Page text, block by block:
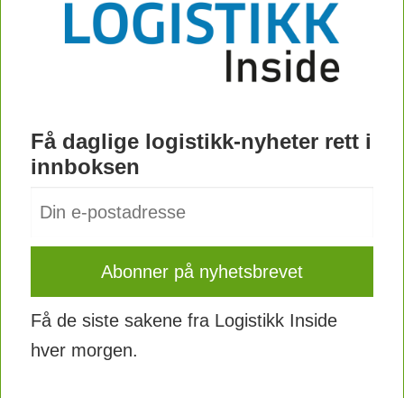
Logistikk Inside presenterer tallene for
Europa, da det er det som er mest
relevant for norske lesere.
Prisene inkluderer sjøtransport fra
havnene i Shanghai-området i Kina,
(eks. avgifter for høysesong, Suez-
kanal, "venteavgift" for skip som ligger i
kø for å anløpe havn). Prisen er et
Få daglige logistikk-nyheter rett i
innboksen
Få de siste sakene fra Logistikk Inside
hver morgen.